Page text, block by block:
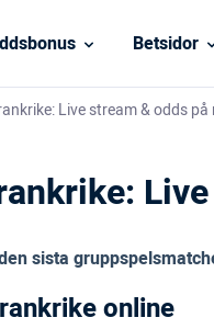
Betsidor
Live stream & odds
sista
online